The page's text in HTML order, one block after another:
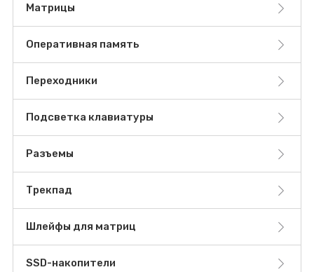
Матрицы
Оперативная память
Переходники
Подсветка клавиатуры
Разъемы
Трекпад
Шлейфы для матриц
SSD-накопители